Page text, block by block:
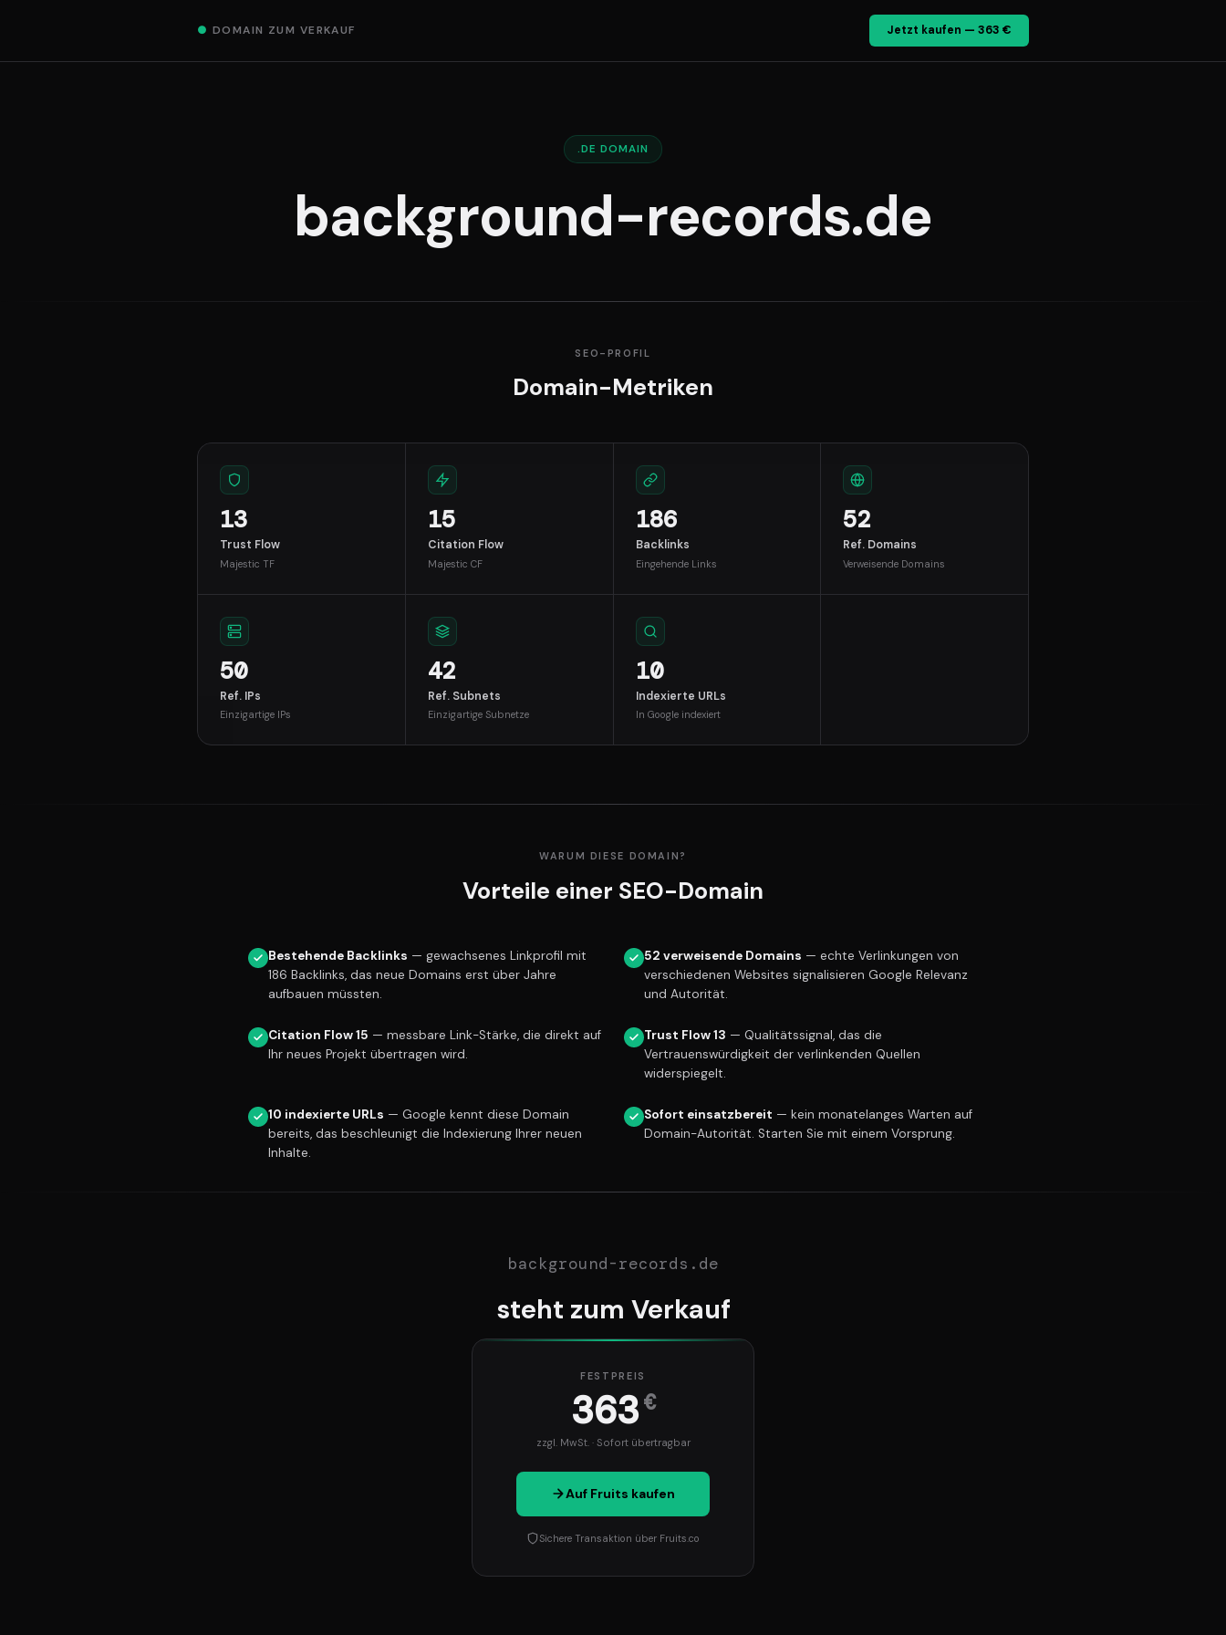
● DOMAIN ZUM VERKAUF Jetzt kaufen — 363 €
.DE DOMAIN
background-records.de
SEO-PROFIL
Domain-Metriken
13
Trust Flow
Majestic TF
15
Citation Flow
Majestic CF
186
Backlinks
Eingehende Links
52
Ref. Domains
Verweisende Domains
50
Ref. IPs
Einzigartige IPs
42
Ref. Subnets
Einzigartige Subnetze
10
Indexierte URLs
In Google indexiert
WARUM DIESE DOMAIN?
Vorteile einer SEO-Domain
Bestehende Backlinks — gewachsenes Linkprofil mit
186 Backlinks, das neue Domains erst über Jahre
aufbauen müssten.
52 verweisende Domains — echte Verlinkungen von
verschiedenen Websites signalisieren Google Relevanz
und Autorität.
Citation Flow 15 — messbare Link-Stärke, die direkt auf
Ihr neues Projekt übertragen wird.
Trust Flow 13 — Qualitätssignal, das die
Vertrauenswürdigkeit der verlinkenden Quellen
widerspiegelt.
10 indexierte URLs — Google kennt diese Domain
bereits, das beschleunigt die Indexierung Ihrer neuen
Inhalte.
Sofort einsatzbereit — kein monatelanges Warten auf
Domain-Autorität. Starten Sie mit einem Vorsprung.
background-records.de
steht zum Verkauf
FESTPREIS
363 €
zzgl. MwSt. · Sofort übertragbar
Auf Fruits kaufen
Sichere Transaktion über Fruits.co